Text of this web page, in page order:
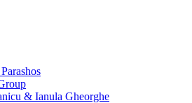
& Ianula Gheorghe